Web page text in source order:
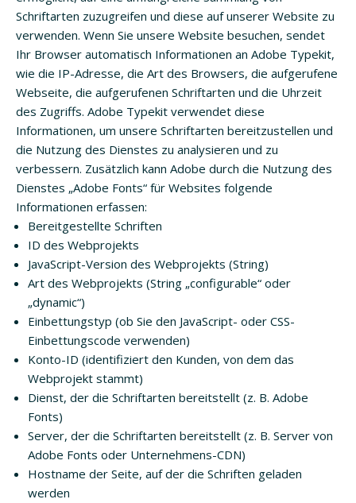
Schriftarten zuzugreifen und diese auf unserer Website zu
verwenden. Wenn Sie unsere Website besuchen, sendet
Ihr Browser automatisch Informationen an Adobe Typekit,
wie die IP-Adresse, die Art des Browsers, die aufgerufene
Webseite, die aufgerufenen Schriftarten und die Uhrzeit
des Zugriffs. Adobe Typekit verwendet diese
Informationen, um unsere Schriftarten bereitzustellen und
die Nutzung des Dienstes zu analysieren und zu
verbessern. Zusätzlich kann Adobe durch die Nutzung des
Dienstes „Adobe Fonts“ für Websites folgende
Informationen erfassen:
Bereitgestellte Schriften
ID des Webprojekts
JavaScript-Version des Webprojekts (String)
Art des Webprojekts (String „configurable“ oder
„dynamic“)
Einbettungstyp (ob Sie den JavaScript- oder CSS-
Einbettungscode verwenden)
Konto-ID (identifiziert den Kunden, von dem das
Webprojekt stammt)
Dienst, der die Schriftarten bereitstellt (z. B. Adobe
Fonts)
Server, der die Schriftarten bereitstellt (z. B. Server von
Adobe Fonts oder Unternehmens-CDN)
Hostname der Seite, auf der die Schriften geladen
werden